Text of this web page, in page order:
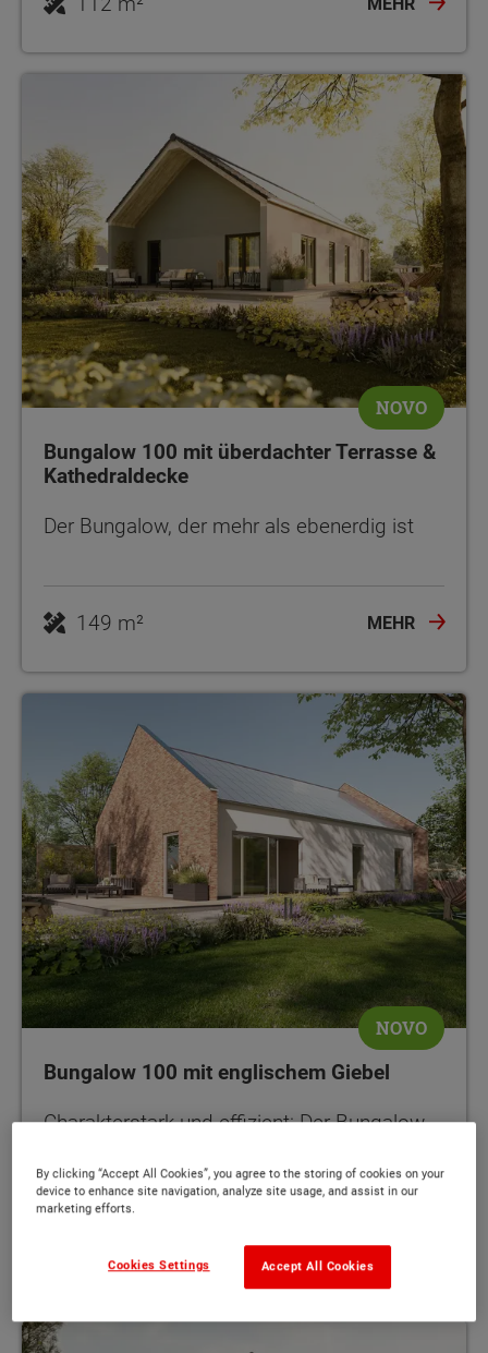
NOVO
Bungalow 100 mit überdachter Terrasse &
Kathedraldecke
Der Bungalow, der mehr als ebenerdig ist
149 m² MEHR
NOVO
Bungalow 100 mit englischem Giebel
Charakterstark und effizient: Der Bungalow
MEHR
By clicking “Accept All Cookies”, you agree to the storing of cookies on your
device to enhance site navigation, analyze site usage, and assist in our
marketing efforts.
Accept All Cookies
Cookies Settings